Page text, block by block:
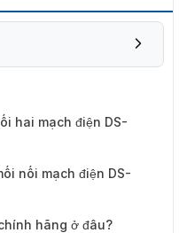
hai mạch điện DS-
nối mạch điện DS-
hãng ở đâu?